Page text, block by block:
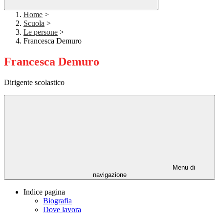
Home >
Scuola >
Le persone >
Francesca Demuro
Francesca Demuro
Dirigente scolastico
Menu di
navigazione
Indice pagina
Biografia
Dove lavora